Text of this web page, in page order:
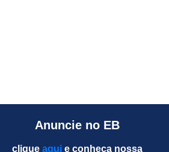
Anuncie no EB
clique aqui e conheça nossa